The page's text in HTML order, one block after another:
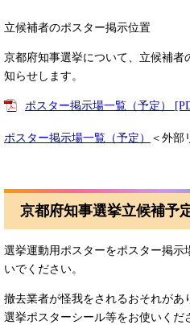
立候補者のポスター掲示位置​
京都府知事選挙について、立候補者
知らせします。​
ポスター掲示場一覧（予定）
ポスター掲示場一覧（予定） ＜外部
京都府知事選挙立候補予
選挙運動用ポスターをポスター掲示
いでください。
撤去業者が怪我をされるおそれが
選挙ポスターシール等をお使いくだ